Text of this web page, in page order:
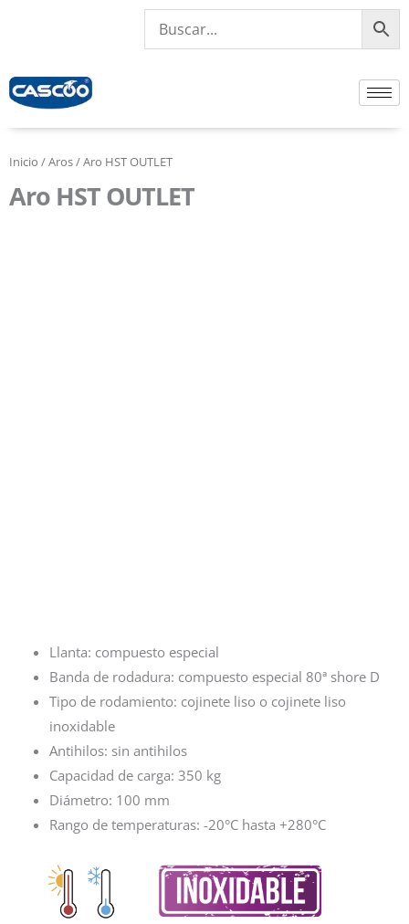
Inicio /Aros/ Aro HST OUTLET
Aro HST OUTLET
Llanta: compuesto especial
Banda de rodadura: compuesto especial 80ª shore D
Tipo de rodamiento: cojinete liso o cojinete liso
inoxidable
Antihilos: sin antihilos
Capacidad de carga: 350 kg
Diámetro: 100 mm
Rango de temperaturas: -20°C hasta +280°C